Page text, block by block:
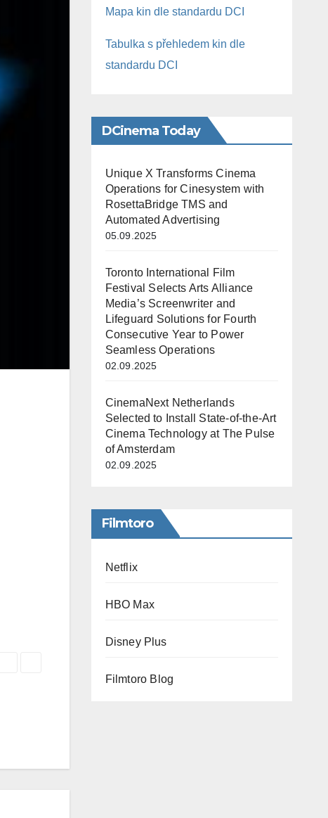
Mapa kin dle standardu DCI
Tabulka s přehledem kin dle
standardu DCI
DCinema Today
Unique X Transforms Cinema
Operations for Cinesystem with
RosettaBridge TMS and
Automated Advertising
05.09.2025
Toronto International Film
Festival Selects Arts Alliance
Media’s Screenwriter and
Lifeguard Solutions for Fourth
Consecutive Year to Power
Seamless Operations
02.09.2025
CinemaNext Netherlands
Selected to Install State-of-the-Art
Cinema Technology at The Pulse
of Amsterdam
02.09.2025
Filmtoro
Netflix
HBO Max
Disney Plus
Filmtoro Blog